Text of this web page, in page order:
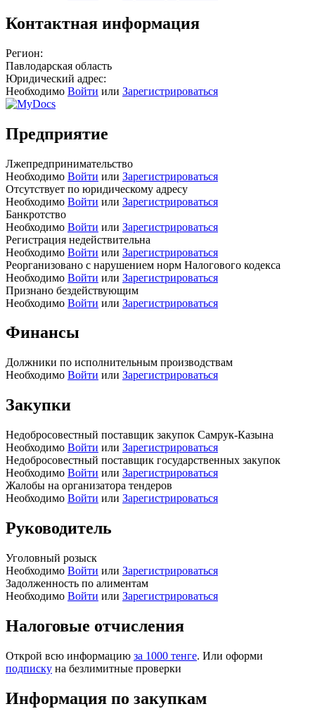
Контактная информация
Регион:
Павлодарская область
Юридический адрес:
Необходимо Войти или Зарегистрироваться
Предприятие
Лжепредпринимательство
Необходимо Войти или Зарегистрироваться
Отсутствует по юридическому адресу
Необходимо Войти или Зарегистрироваться
Банкротство
Необходимо Войти или Зарегистрироваться
Регистрация недействительна
Необходимо Войти или Зарегистрироваться
Реорганизовано с нарушением норм Налогового кодекса
Необходимо Войти или Зарегистрироваться
Признано бездействующим
Необходимо Войти или Зарегистрироваться
Финансы
Должники по исполнительным производствам
Необходимо Войти или Зарегистрироваться
Закупки
Недобросовестный поставщик закупок Самрук-Казына
Необходимо Войти или Зарегистрироваться
Недобросовестный поставщик государственных закупок
Необходимо Войти или Зарегистрироваться
Жалобы на организатора тендеров
Необходимо Войти или Зарегистрироваться
Руководитель
Уголовный розыск
Необходимо Войти или Зарегистрироваться
Задолженность по алиментам
Необходимо Войти или Зарегистрироваться
Налоговые отчисления
Открой всю информацию за 1000 тенге. Или оформи
подписку на безлимитные проверки
Информация по закупкам